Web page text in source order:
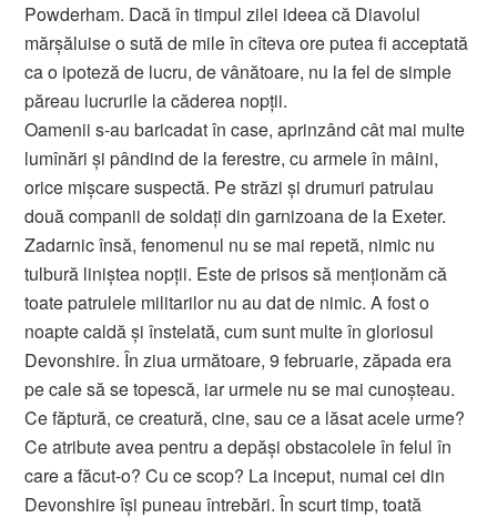
Powderham. Dacă în timpul zilei ideea că Diavolul
mărşăluise o sută de mile în cîteva ore putea fi acceptată
ca o ipoteză de lucru, de vânătoare, nu la fel de simple
păreau lucrurile la căderea nopţii.
Oamenii s-au baricadat în case, aprinzând cât mai multe
lumînări şi pândind de la ferestre, cu armele în mâini,
orice mişcare suspectă. Pe străzi şi drumuri patrulau
două companii de soldaţi din garnizoana de la Exeter.
Zadarnic însă, fenomenul nu se mai repetă, nimic nu
tulbură liniştea nopţii. Este de prisos să menţionăm că
toate patrulele militarilor nu au dat de nimic. A fost o
noapte caldă şi înstelată, cum sunt multe în gloriosul
Devonshire. În ziua următoare, 9 februarie, zăpada era
pe cale să se topescă, iar urmele nu se mai cunoşteau.
Ce făptură, ce creatură, cine, sau ce a lăsat acele urme?
Ce atribute avea pentru a depăşi obstacolele în felul în
care a făcut-o? Cu ce scop? La inceput, numai cei din
Devonshire îşi puneau întrebări. În scurt timp, toată